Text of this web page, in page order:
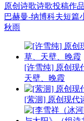
原创诗歌诗歌投稿作品
巴赫曼-纳博科夫短篇
秋雨
[许雪纯] 原创现
天壁、晚霞
[萦洄] 原创现代